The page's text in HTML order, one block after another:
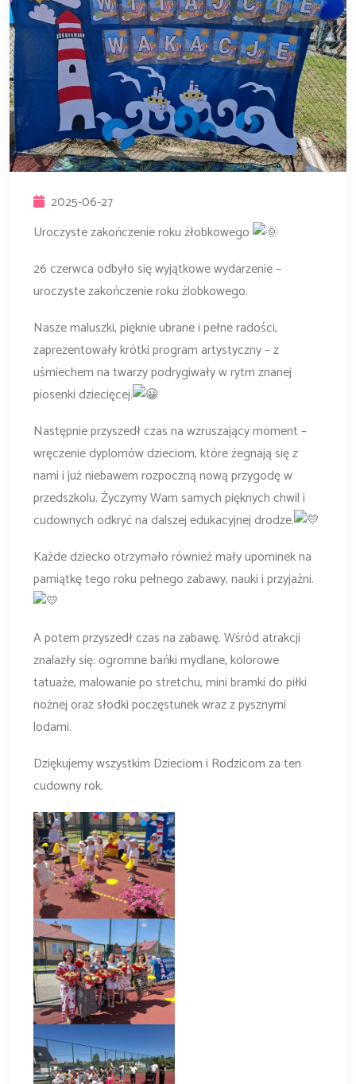
2025-06-27
Uroczyste zakończenie roku żłobkowego
26 czerwca odbyło się wyjątkowe wydarzenie –
uroczyste zakończenie roku żlobkowego.
Nasze maluszki, pięknie ubrane i pełne radości,
zaprezentowały krótki program artystyczny – z
uśmiechem na twarzy podrygiwały w rytm znanej
piosenki dziecięcej.
Następnie przyszedł czas na wzruszający moment –
wręczenie dyplomów dzieciom, które żegnają się z
nami i już niebawem rozpoczną nową przygodę w
przedszkolu. Życzymy Wam samych pięknych chwil i
cudownych odkryć na dalszej edukacyjnej drodze.
Każde dziecko otrzymało również mały upominek na
pamiątkę tego roku pełnego zabawy, nauki i przyjaźni.
A potem przyszedł czas na zabawę. Wśród atrakcji
znalazły się: ogromne bańki mydlane, kolorowe
tatuaże, malowanie po stretchu, mini bramki do piłki
nożnej oraz słodki poczęstunek wraz z pysznymi
lodami.
Dziękujemy wszystkim Dzieciom i Rodzicom za ten
cudowny rok.